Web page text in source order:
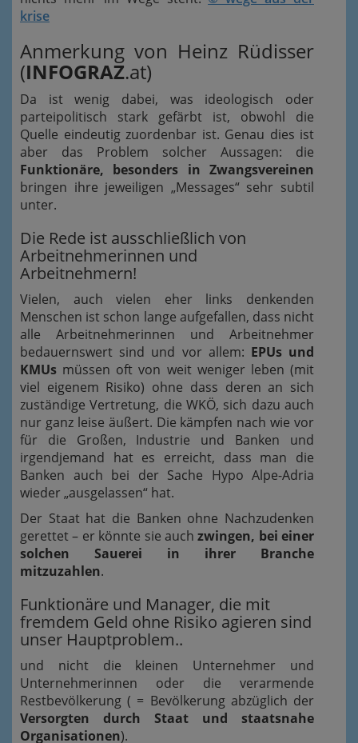
krise
Anmerkung von Heinz Rüdisser
(INFOGRAZ.at)
Da ist wenig dabei, was ideologisch oder
parteipolitisch stark gefärbt ist, obwohl die
Quelle eindeutig zuordenbar ist. Genau dies ist
aber das Problem solcher Aussagen: die
Funktionäre, besonders in Zwangsvereinen
bringen ihre jeweiligen „Messages“ sehr subtil
unter.
Die Rede ist ausschließlich von
Arbeitnehmerinnen und
Arbeitnehmern!
Vielen, auch vielen eher links denkenden
Menschen ist schon lange aufgefallen, dass nicht
alle Arbeitnehmerinnen und Arbeitnehmer
bedauernswert sind und vor allem: EPUs und
KMUs müssen oft von weit weniger leben (mit
viel eigenem Risiko) ohne dass deren an sich
zuständige Vertretung, die WKÖ, sich dazu auch
nur ganz leise äußert. Die kämpfen nach wie vor
für die Großen, Industrie und Banken und
irgendjemand hat es erreicht, dass man die
Banken auch bei der Sache Hypo Alpe-Adria
wieder „ausgelassen“ hat.
Der Staat hat die Banken ohne Nachzudenken
gerettet – er könnte sie auchzwingen, bei einer
solchen Sauerei in ihrer Branche
mitzuzahlen.
Funktionäre und Manager, die mit
fremdem Geld ohne Risiko agieren sind
unser Hauptproblem..
und nicht die kleinen Unternehmer und
Unternehmerinnen oder die verarmende
Restbevölkerung ( = Bevölkerung abzüglich der
Versorgten durch Staat und staatsnahe
Organisationen).